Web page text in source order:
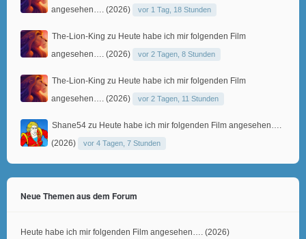
angesehen…. (2026)
vor 1 Tag, 18 Stunden
The-Lion-King zu Heute habe ich mir folgenden Film
angesehen…. (2026)
vor 2 Tagen, 8 Stunden
The-Lion-King zu Heute habe ich mir folgenden Film
angesehen…. (2026)
vor 2 Tagen, 11 Stunden
Shane54 zu Heute habe ich mir folgenden Film angesehen….
(2026)
vor 4 Tagen, 7 Stunden
Neue Themen aus dem Forum
Heute habe ich mir folgenden Film angesehen…. (2026)